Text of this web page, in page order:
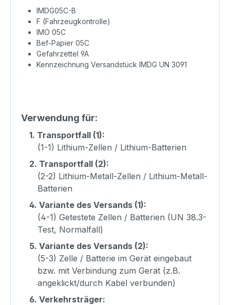
IMDG05C-B
F (Fahrzeugkontrolle)
IMO 05C
Bef-Papier 05C
Gefahrzettel 9A
Kennzeichnung Versandstück IMDG UN 3091
Verwendung für:
1. Transportfall (1):
(1-1) Lithium-Zellen / Lithium-Batterien
2. Transportfall (2):
(2-2) Lithium-Metall-Zellen / Lithium-Metall-
Batterien
4. Variante des Versands (1):
(4-1) Getestete Zellen / Batterien (UN 38.3-
Test, Normalfall)
5. Variante des Versands (2):
(5-3) Zelle / Batterie im Gerät eingebaut
bzw. mit Verbindung zum Gerät (z.B.
angeklickt/durch Kabel verbunden)
6. Verkehrsträger: